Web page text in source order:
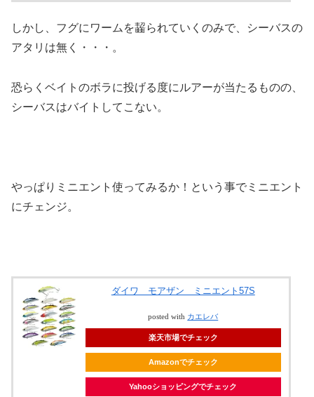
しかし、フグにワームを齧られていくのみで、シーバスの
アタリは無く・・・。
恐らくベイトのボラに投げる度にルアーが当たるものの、
シーバスはバイトしてこない。
やっぱりミニエント使ってみるか！という事でミニエント
にチェンジ。
ダイワ モアザン ミニエント57S
posted with カエレバ
楽天市場でチェック
Amazonでチェック
Yahooショッピングでチェック